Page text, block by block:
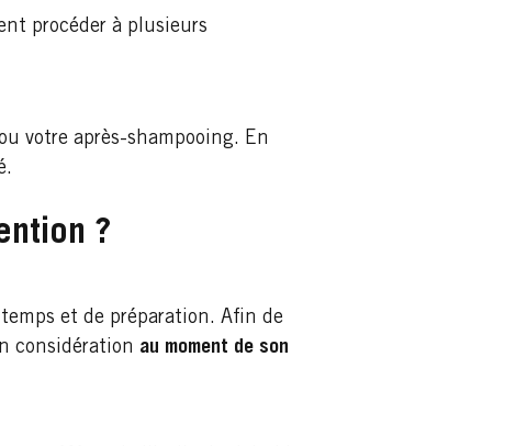
procéder à plusieurs
votre après-shampooing. En
?
et de préparation. Afin de
considération au moment de son